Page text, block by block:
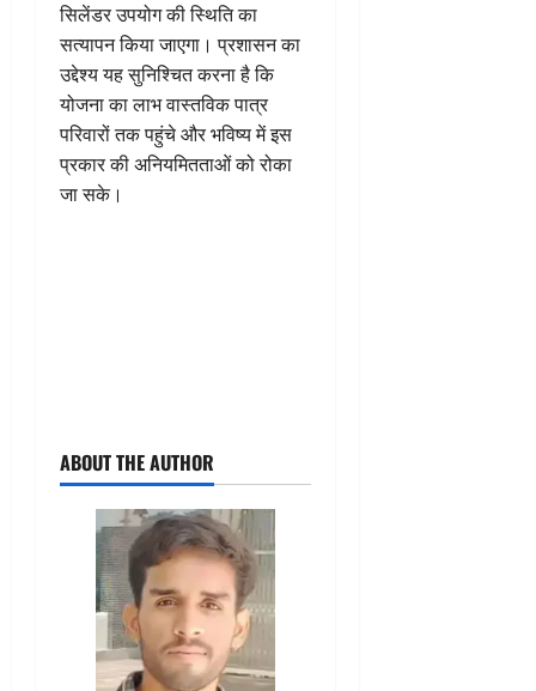
सिलेंडर उपयोग की स्थिति का
सत्यापन किया जाएगा। प्रशासन का
उद्देश्य यह सुनिश्चित करना है कि
योजना का लाभ वास्तविक पात्र
परिवारों तक पहुंचे और भविष्य में इस
प्रकार की अनियमितताओं को रोका
जा सके।
ABOUT THE AUTHOR